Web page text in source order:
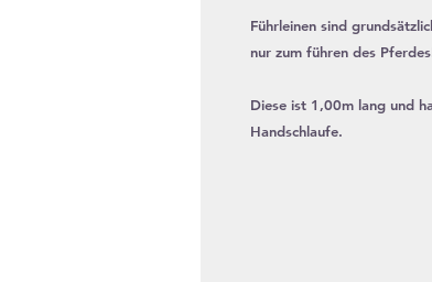
Führleinen sind
nur zum führen des
Diese ist 1,00m lang und
Handschlaufe.